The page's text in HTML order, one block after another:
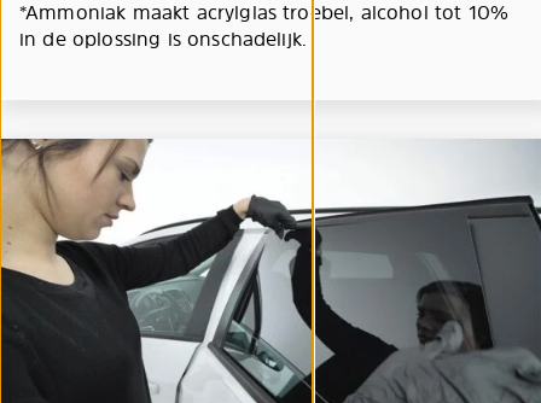
*Ammoniak maakt acrylglas troebel, alcohol tot 10%
in de oplossing is onschadelijk.